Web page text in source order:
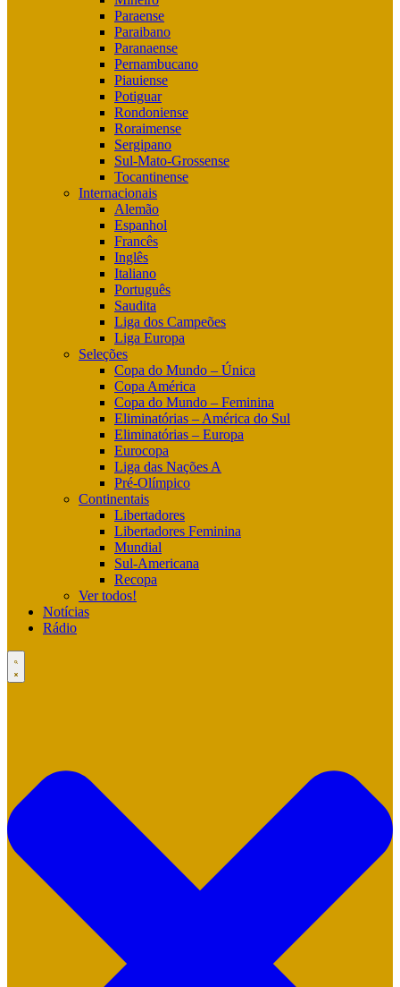
Paraense
Paraibano
Paranaense
Pernambucano
Piauiense
Potiguar
Rondoniense
Roraimense
Sergipano
Sul-Mato-Grossense
Tocantinense
Internacionais
Alemão
Espanhol
Francês
Inglês
Italiano
Português
Saudita
Liga dos Campeões
Liga Europa
Seleções
Copa do Mundo – Única
Copa América
Copa do Mundo – Feminina
Eliminatórias – América do Sul
Eliminatórias – Europa
Eurocopa
Liga das Nações A
Pré-Olímpico
Continentais
Libertadores
Libertadores Feminina
Mundial
Sul-Americana
Recopa
Ver todos!
Notícias
Rádio